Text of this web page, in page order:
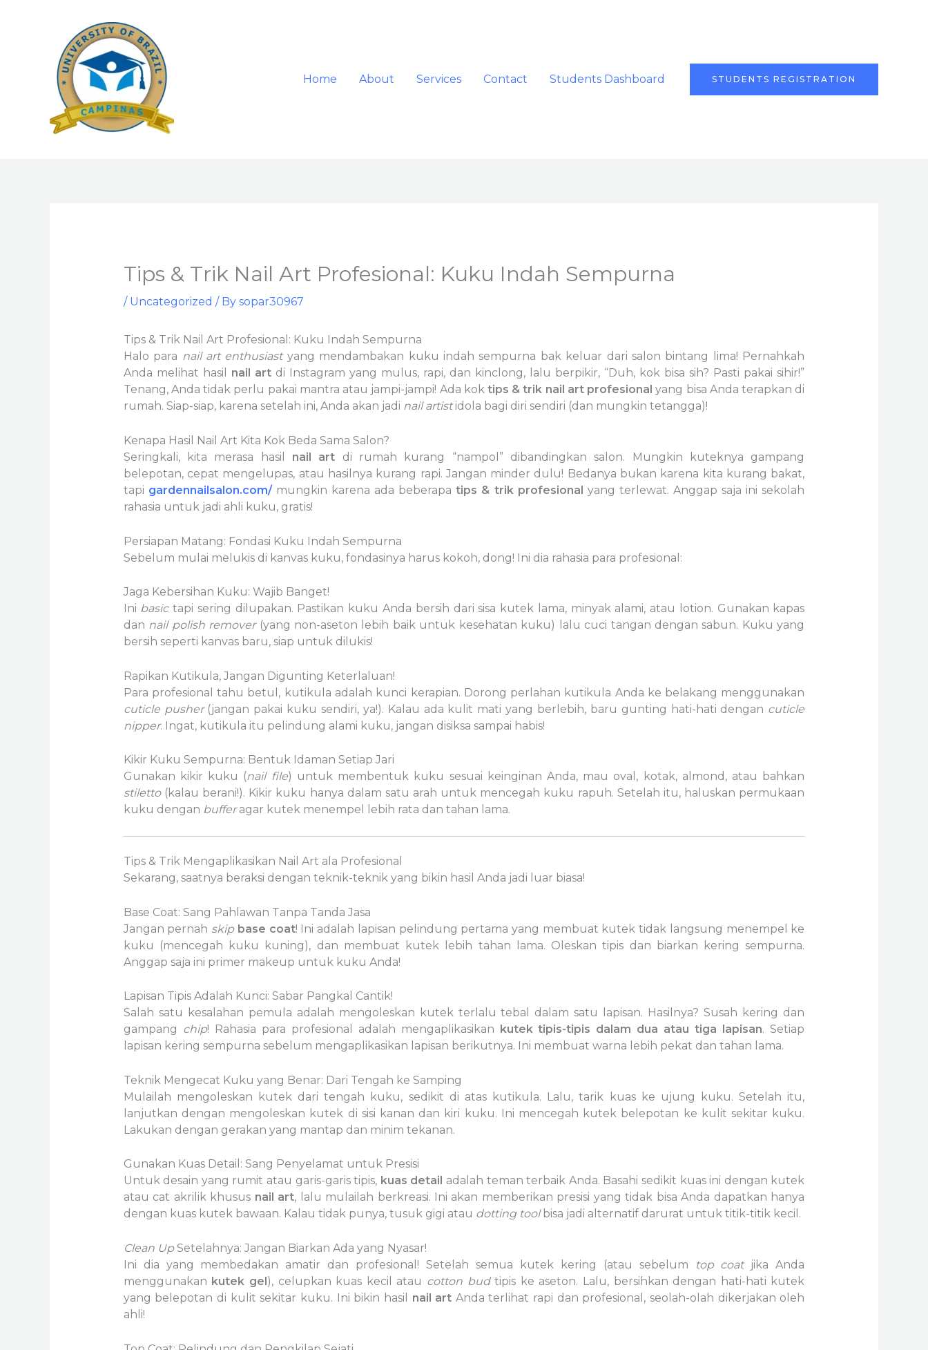
Home About Services Contact Students Dashboard STUDENTS REGISTRATION
Tips & Trik Nail Art Profesional: Kuku Indah Sempurna
/ Uncategorized / By sopar30967
Tips & Trik Nail Art Profesional: Kuku Indah Sempurna
Halo para nail art enthusiastyang mendambakan kuku indah sempurna bak keluar dari salon bintang lima! Pernahkah
Anda melihat hasil nail artdi Instagram yang mulus, rapi, dan kinclong, lalu berpikir, “Duh, kok bisa sih? Pasti pakai sihir!”
Tenang, Anda tidak perlu pakai mantra atau jampi-jampi! Ada kok tips & trik nail art profesional yang bisa Anda terapkan di
rumah. Siap-siap, karena setelah ini, Anda akan jadi nail artistidola bagi diri sendiri (dan mungkin tetangga)!
Kenapa Hasil Nail Art Kita Kok Beda Sama Salon?
Seringkali, kita merasa hasil nail art di rumah kurang “nampol” dibandingkan salon. Mungkin kuteknya gampang
belepotan, cepat mengelupas, atau hasilnya kurang rapi. Jangan minder dulu! Bedanya bukan karena kita kurang bakat,
tapi gardennailsalon.com/mungkin karena ada beberapatips & trik profesional yang terlewat. Anggap saja ini sekolah
rahasia untuk jadi ahli kuku, gratis!
Persiapan Matang: Fondasi Kuku Indah Sempurna
Sebelum mulai melukis di kanvas kuku, fondasinya harus kokoh, dong! Ini dia rahasia para profesional:
Jaga Kebersihan Kuku: Wajib Banget!
Ini basictapi sering dilupakan. Pastikan kuku Anda bersih dari sisa kutek lama, minyak alami, atau lotion. Gunakan kapas
dan nail polish remover(yang non-aseton lebih baik untuk kesehatan kuku) lalu cuci tangan dengan sabun. Kuku yang
bersih seperti kanvas baru, siap untuk dilukis!
Rapikan Kutikula, Jangan Digunting Keterlaluan!
Para profesional tahu betul, kutikula adalah kunci kerapian. Dorong perlahan kutikula Anda ke belakang menggunakan
cuticle pusher(jangan pakai kuku sendiri, ya!). Kalau ada kulit mati yang berlebih, baru gunting hati-hati dengan cuticle
nipper. Ingat, kutikula itu pelindung alami kuku, jangan disiksa sampai habis!
Kikir Kuku Sempurna: Bentuk Idaman Setiap Jari
Gunakan kikir kuku (nail file) untuk membentuk kuku sesuai keinginan Anda, mau oval, kotak, almond, atau bahkan
stiletto(kalau berani!). Kikir kuku hanya dalam satu arah untuk mencegah kuku rapuh. Setelah itu, haluskan permukaan
kuku dengan bufferagar kutek menempel lebih rata dan tahan lama.
Tips & Trik Mengaplikasikan Nail Art ala Profesional
Sekarang, saatnya beraksi dengan teknik-teknik yang bikin hasil Anda jadi luar biasa!
Base Coat: Sang Pahlawan Tanpa Tanda Jasa
Jangan pernah skip base coat! Ini adalah lapisan pelindung pertama yang membuat kutek tidak langsung menempel ke
kuku (mencegah kuku kuning), dan membuat kutek lebih tahan lama. Oleskan tipis dan biarkan kering sempurna.
Anggap saja ini primer makeup untuk kuku Anda!
Lapisan Tipis Adalah Kunci: Sabar Pangkal Cantik!
Salah satu kesalahan pemula adalah mengoleskan kutek terlalu tebal dalam satu lapisan. Hasilnya? Susah kering dan
gampang chip! Rahasia para profesional adalah mengaplikasikan kutek tipis-tipis dalam dua atau tiga lapisan. Setiap
lapisan kering sempurna sebelum mengaplikasikan lapisan berikutnya. Ini membuat warna lebih pekat dan tahan lama.
Teknik Mengecat Kuku yang Benar: Dari Tengah ke Samping
Mulailah mengoleskan kutek dari tengah kuku, sedikit di atas kutikula. Lalu, tarik kuas ke ujung kuku. Setelah itu,
lanjutkan dengan mengoleskan kutek di sisi kanan dan kiri kuku. Ini mencegah kutek belepotan ke kulit sekitar kuku.
Lakukan dengan gerakan yang mantap dan minim tekanan.
Gunakan Kuas Detail: Sang Penyelamat untuk Presisi
Untuk desain yang rumit atau garis-garis tipis, kuas detail adalah teman terbaik Anda. Basahi sedikit kuas ini dengan kutek
atau cat akrilik khusus nail art, lalu mulailah berkreasi. Ini akan memberikan presisi yang tidak bisa Anda dapatkan hanya
dengan kuas kutek bawaan. Kalau tidak punya, tusuk gigi atau dotting toolbisa jadi alternatif darurat untuk titik-titik kecil.
Clean UpSetelahnya: Jangan Biarkan Ada yang Nyasar!
Ini dia yang membedakan amatir dan profesional! Setelah semua kutek kering (atau sebelum
top coatjika Anda
menggunakan kutek gel), celupkan kuas kecil atau cotton budtipis ke aseton. Lalu, bersihkan dengan hati-hati kutek
yang belepotan di kulit sekitar kuku. Ini bikin hasil nail art Anda terlihat rapi dan profesional, seolah-olah dikerjakan oleh
ahli!